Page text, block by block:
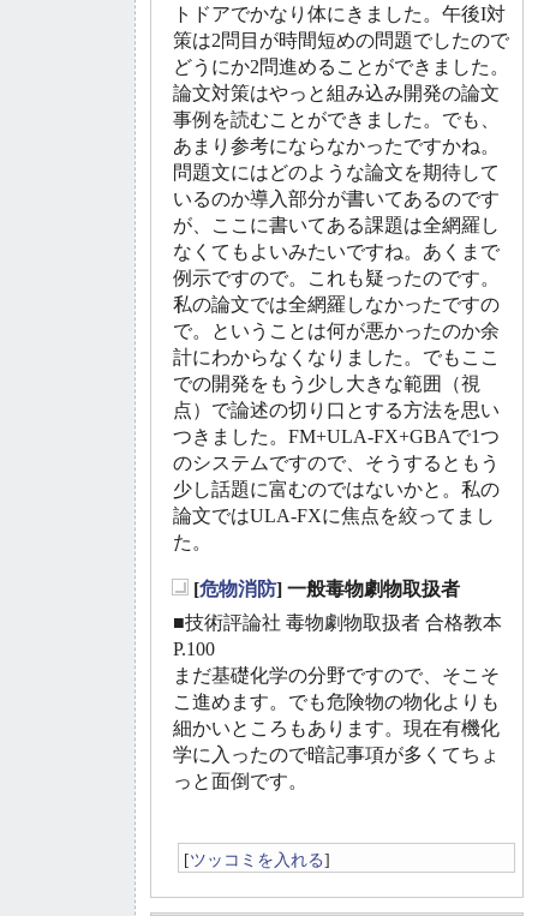
トドアでかなり体にきました。午後I対
策は2問目が時間短めの問題でしたので
どうにか2問進めることができました。
論文対策はやっと組み込み開発の論文
事例を読むことができました。でも、
あまり参考にならなかったですかね。
問題文にはどのような論文を期待して
いるのか導入部分が書いてあるのです
が、ここに書いてある課題は全網羅し
なくてもよいみたいですね。あくまで
例示ですので。これも疑ったのです。
私の論文では全網羅しなかったですの
で。ということは何が悪かったのか余
計にわからなくなりました。でもここ
での開発をもう少し大きな範囲（視
点）で論述の切り口とする方法を思い
つきました。FM+ULA-FX+GBAで1つ
のシステムですので、そうするともう
少し話題に富むのではないかと。私の
論文ではULA-FXに焦点を絞ってまし
た。
[危物消防] 一般毒物劇物取扱者
■技術評論社 毒物劇物取扱者 合格教本
P.100
まだ基礎化学の分野ですので、そこそ
こ進めます。でも危険物の物化よりも
細かいところもあります。現在有機化
学に入ったので暗記事項が多くてちょ
っと面倒です。
[ツッコミを入れる]